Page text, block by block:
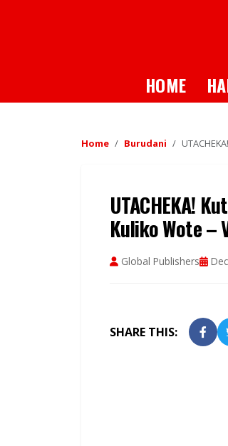
HOME
Home Burudani
UTACHEKA!
Kuliko Wote –
Global Publishers
SHARE THIS: